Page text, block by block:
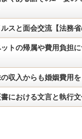
スと面会交流【法務省
トの帰属や費用負担
収入からも婚姻費用
における文言と執行